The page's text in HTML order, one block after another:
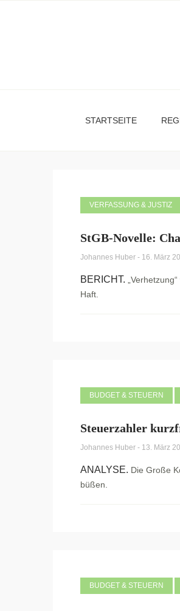
STARTSEITE
VERFASSUNG & JUSTIZ
StGB-Novelle:
Johannes Huber - 16. März
BERICHT.
Haft.
BUDGET & STEUERN
Steuerzahler
Johannes Huber - 13. März
ANALYSE. Die Große
büßen.
BUDGET & STEUERN